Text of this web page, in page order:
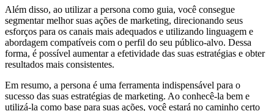
Além disso, ao utilizar a persona como guia, você consegue
segmentar melhor suas ações de marketing, direcionando seus
esforços para os canais mais adequados e utilizando linguagem e
abordagem compatíveis com o perfil do seu público-alvo. Dessa
forma, é possível aumentar a efetividade das suas estratégias e obter
resultados mais consistentes.
Em resumo, a persona é uma ferramenta indispensável para o
sucesso das suas estratégias de marketing. Ao conhecê-la bem e
utilizá-la como base para suas ações, você estará no caminho certo